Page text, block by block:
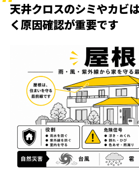
天井クロスのシミやカビ
く原因確認が重要です